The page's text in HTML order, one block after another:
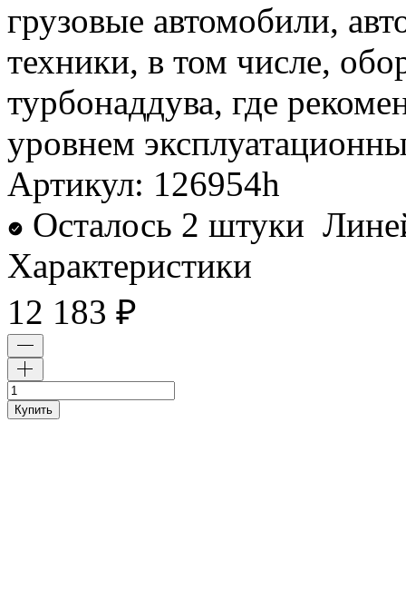
грузовые автомобили,
техники, в том числе,
турбонаддува, где
уровнем
Артикул: 126954h
Осталось 2 штуки
Характеристики
12 183 ₽
Купить